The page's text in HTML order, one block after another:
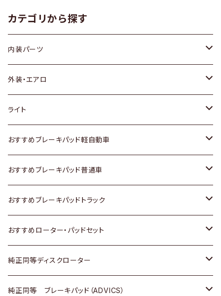
カテゴリから探す
内装パーツ
トヨタ
ホンダ
スズキ
日産
いすゞ
ダイハツ
マツダ
三菱
外装・エアロ
トヨタ
ホンダ
スズキ
日産
いすゞ
ダイハツ
マツダ
ライト
トヨタ
スズキ
日産
いすゞ
ダイハツ
三菱
おすすめブレーキパッド軽自動車
トヨタ
ホンダ
スズキ
日産
ダイハツ
おすすめブレーキパッド普通車
トヨタ
ホンダ
スズキ
日産
おすすめブレーキパッドトラック
トヨタ
日産
いすゞ
おすすめローター・パッドセット
トヨタ
ホンダ
純正同等ディスクローター
トヨタ
純正同等 ブレーキパッド（ADVICS）